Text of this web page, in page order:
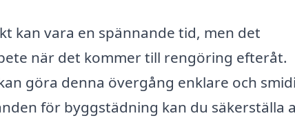
kan vara en spännande tid, men det
när det kommer till rengöring efteråt.
göra denna övergång enklare och
för byggstädning kan du säkerställa